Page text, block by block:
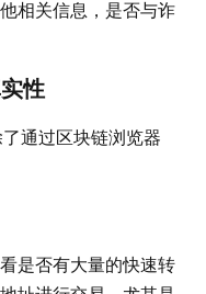
相关信息，是否与诈
性
通过区块链浏览器
是否有大量的快速转